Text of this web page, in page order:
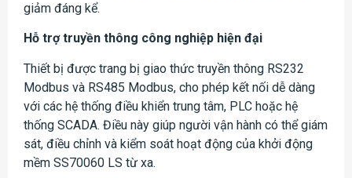
giảm đáng kể.
Hỗ trợ truyền thông công nghiệp hiện đại
Thiết bị được trang bị giao thức truyền thông RS232
Modbus và RS485 Modbus, cho phép kết nối dễ dàng
với các hệ thống điều khiển trung tâm, PLC hoặc hệ
thống SCADA. Điều này giúp người vận hành có thể giám
sát, điều chỉnh và kiểm soát hoạt động của khởi động
mềm SS70060 LS từ xa.